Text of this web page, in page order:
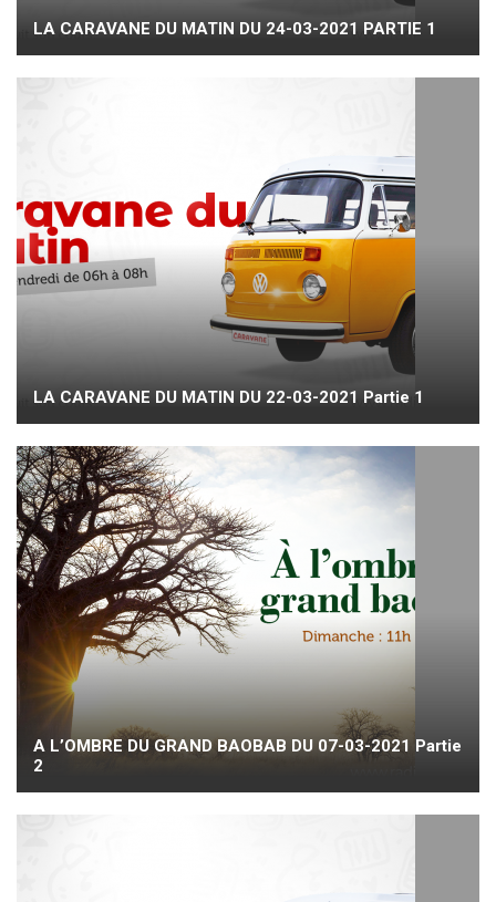
LA CARAVANE DU MATIN DU 24-03-2021 PARTIE 1
LA CARAVANE DU MATIN DU 22-03-2021 Partie 1
A L’OMBRE DU GRAND BAOBAB DU 07-03-2021 Partie
2